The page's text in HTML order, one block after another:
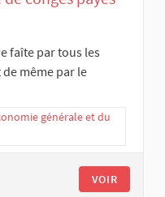
faîte par tous les
même par le
générale et du
VOIR